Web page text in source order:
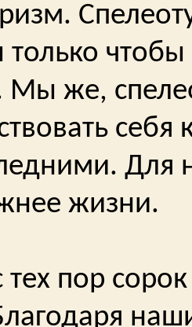
же,
Для
жизни.
пор